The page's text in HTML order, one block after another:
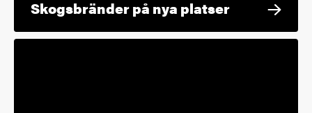
Skogsbränder på nya platser